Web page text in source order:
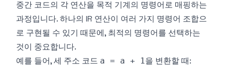
중간 코드의 각 연산을 목적 기계의 명령어로 매핑하는
과정입니다. 하나의 IR 연산이 여러 가지 명령어 조합으
로 구현될 수 있기 때문에, 최적의 명령어를 선택하는
것이 중요합니다.
예를 들어, 세 주소 코드 a = a + 1을 변환할 때: